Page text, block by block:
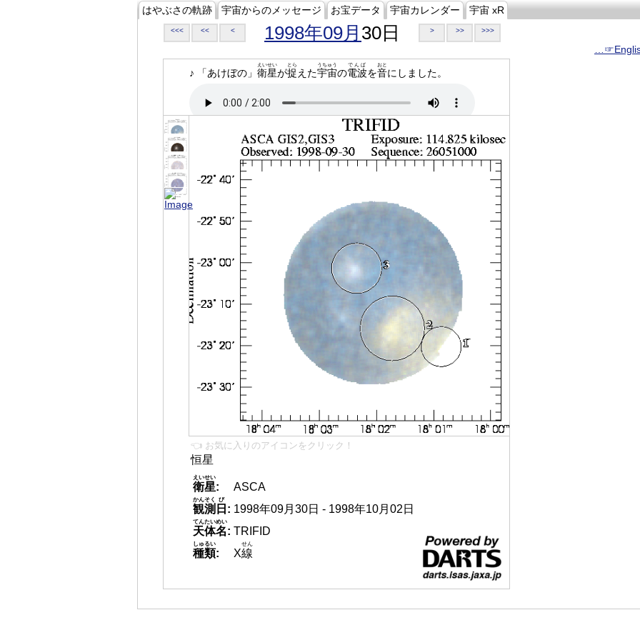
はやぶさの軌跡 宇宙からのメッセージ お宝データ 宇宙カレンダー 宇宙 xR
<<< << < 1998年09月 30日 > >> >>>
♪ 「あけぼの」 衛星
えいせい
が捉
とら
えた宇宙
うちゅう
の電波
でんぱ
を音
おと
にしました。
👈 お気に入りのアイコンをクリック！
恒星
衛星
えいせい
:
ASCA
観測
かんそく
日
び
: 1998年09月30日 - 1998年10月02日
天体名
てんたいめい
: TRIFID
種類
しゅるい
: X線
せん